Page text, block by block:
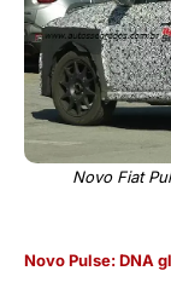
Novo Fiat
Novo Pulse: DNA